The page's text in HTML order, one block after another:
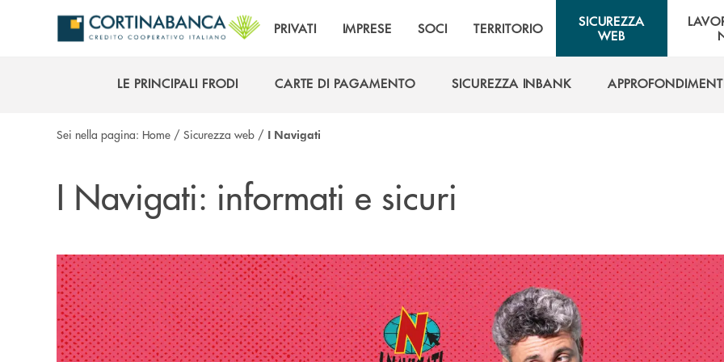
Salta al contenuto principale
PRIVATI IMPRESE SOCI TERRITORIO
SICUREZZA
WEB
LE PRINCIPALI FRODI
CARTE DI PAGAMENTO
SICUREZZA INBANK
Sei nella pagina: Home / Sicurezza web / I Navigati
I Navigati: informati e sicuri